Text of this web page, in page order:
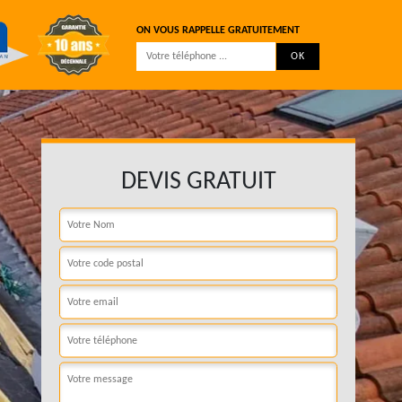
ON VOUS RAPPELLE GRATUITEMENT
DEVIS GRATUIT